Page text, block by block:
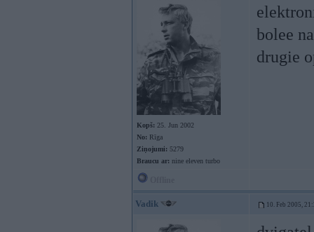
Kopš: 25. Jun 2002
No: Rīga
Ziņojumi: 5279
Braucu ar: nine eleven turbo
bolee
drugie
Vadik 10. Feb 2005,